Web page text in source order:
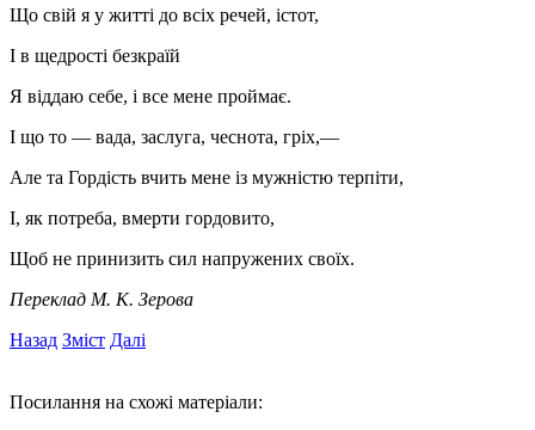
Що свій я у житті до всіх речей, істот,
I в щедрості безкраїй
Я віддаю себе, і все мене проймає.
I що то — вада, заслуга, чеснота, гріх,—
Але та Гордість вчить мене із мужністю терпіти,
I, як потреба, вмерти гордовито,
Щоб не принизить сил напружених своїх.
Переклад М. К. Зерова
Назад Зміст Далі
Посилання на схожі матеріали: